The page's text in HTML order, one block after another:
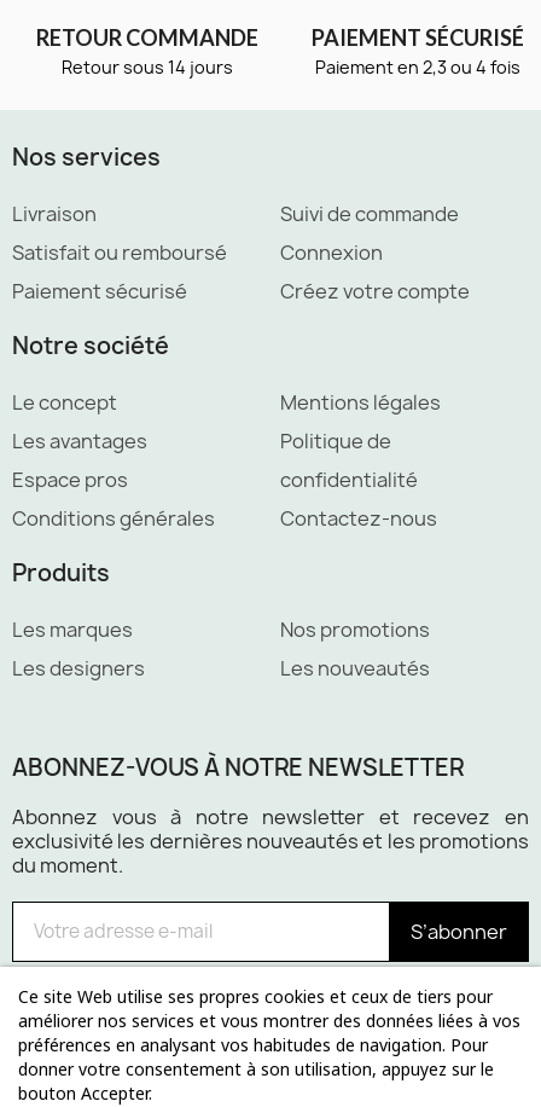
RETOUR COMMANDE
Retour sous 14 jours
PAIEMENT SÉCURISÉ
Paiement en 2,3 ou 4 fois
Nos services
Livraison
Satisfait ou remboursé
Paiement sécurisé
Suivi de commande
Connexion
Créez votre compte
Notre société
Le concept
Les avantages
Espace pros
Conditions générales
Mentions légales
Politique de
confidentialité
Contactez-nous
Produits
Les marques
Les designers
Nos promotions
Les nouveautés
ABONNEZ-VOUS À NOTRE NEWSLETTER
Abonnez vous à notre newsletter et recevez en
exclusivité les dernières nouveautés et les promotions
du moment.
S’abonner
Paiement 100% sécurisé
Ce site Web utilise ses propres cookies et ceux de tiers pour
améliorer nos services et vous montrer des données liées à vos
préférences en analysant vos habitudes de navigation. Pour
donner votre consentement à son utilisation, appuyez sur le
bouton Accepter.